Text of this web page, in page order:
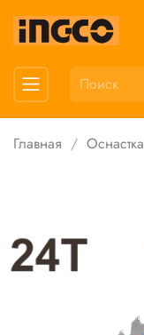
Главная Оснастка